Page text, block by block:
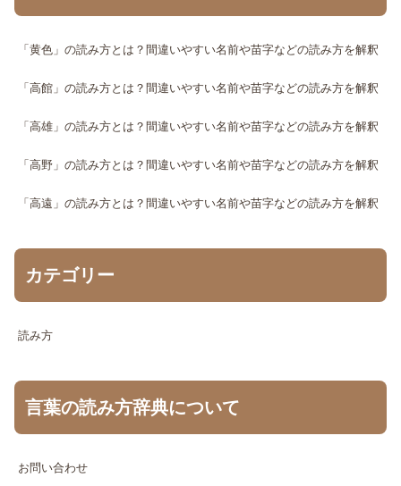
「黄色」の読み方とは？間違いやすい名前や苗字などの読み方を解釈
「高館」の読み方とは？間違いやすい名前や苗字などの読み方を解釈
「高雄」の読み方とは？間違いやすい名前や苗字などの読み方を解釈
「高野」の読み方とは？間違いやすい名前や苗字などの読み方を解釈
「高遠」の読み方とは？間違いやすい名前や苗字などの読み方を解釈
カテゴリー
読み方
言葉の読み方辞典について
お問い合わせ